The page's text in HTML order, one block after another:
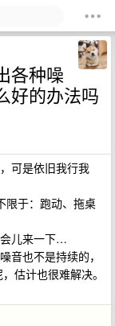
各种噪
好的办法吗
可是依旧我行我
限于：跑动、拖桌
儿来一下…
音也不是持续的，
估计也很难解决。